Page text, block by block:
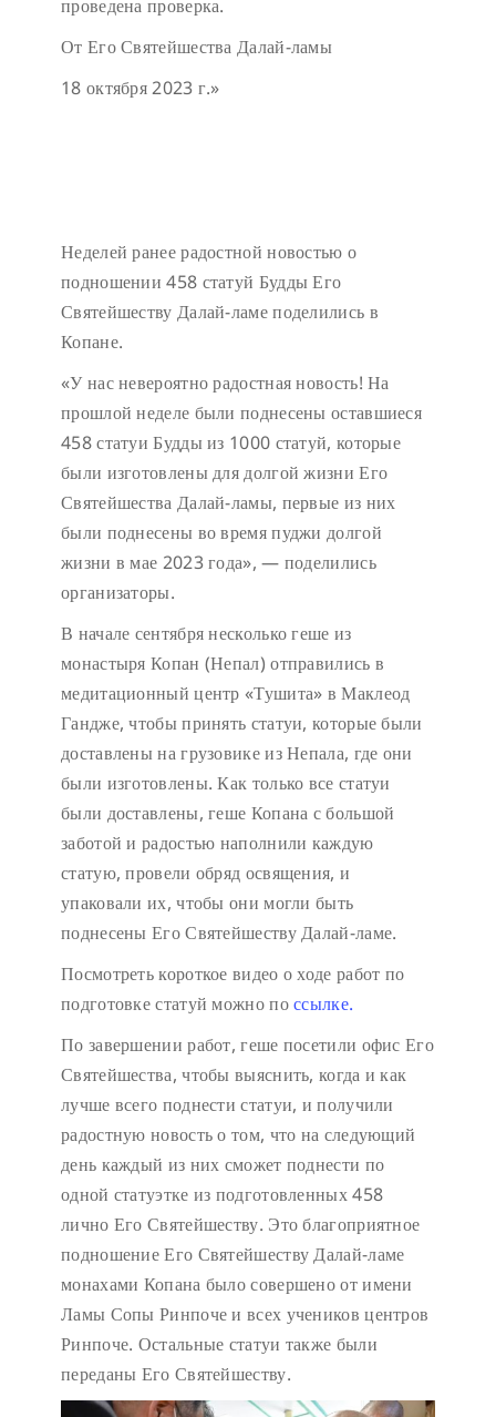
проведена проверка.
От Его Святейшества Далай-ламы
18 октября 2023 г.»
Неделей ранее радостной новостью о
подношении 458 статуй Будды Его
Святейшеству Далай-ламе поделились в
Копане.
«У нас невероятно радостная новость! На
прошлой неделе были поднесены оставшиеся
458 статуи Будды из 1000 статуй, которые
были изготовлены для долгой жизни Его
Святейшества Далай-ламы, первые из них
были поднесены во время пуджи долгой
жизни в мае 2023 года», — поделились
организаторы.
В начале сентября несколько геше из
монастыря Копан (Непал) отправились в
медитационный центр «Тушита» в Маклеод
Гандже, чтобы принять статуи, которые были
доставлены на грузовике из Непала, где они
были изготовлены. Как только все статуи
были доставлены, геше Копана с большой
заботой и радостью наполнили каждую
статую, провели обряд освящения, и
упаковали их, чтобы они могли быть
поднесены Его Святейшеству Далай-ламе.
Посмотреть короткое видео о ходе работ по
подготовке статуй можно поссылке.
По завершении работ, геше посетили офис Его
Святейшества, чтобы выяснить, когда и как
лучше всего поднести статуи, и получили
радостную новость о том, что на следующий
день каждый из них сможет поднести по
одной статуэтке из подготовленных 458
лично Его Святейшеству. Это благоприятное
подношение Его Святейшеству Далай-ламе
монахами Копана было совершено от имени
Ламы Сопы Ринпоче и всех учеников центров
Ринпоче. Остальные статуи также были
переданы Его Святейшеству.